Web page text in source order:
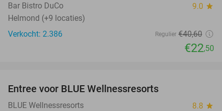
Bar Bistro DuCo 9.0 star
Helmond (+9 locaties)
Verkocht: 2.386
Regulier €40,60
€22,50
Entree voor BLUE Wellnessresorts
BLUE Wellnessresorts 8.8 star